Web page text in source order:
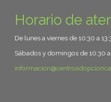
Horario de
De lunes a viernes de 10:30 a
Sábados y domingos de 10:30 a
informacion